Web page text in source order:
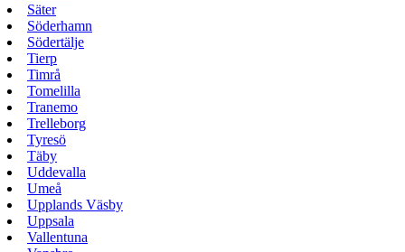
Säter
Söderhamn
Södertälje
Tierp
Timrå
Tomelilla
Tranemo
Trelleborg
Tyresö
Täby
Uddevalla
Umeå
Upplands Väsby
Uppsala
Vallentuna